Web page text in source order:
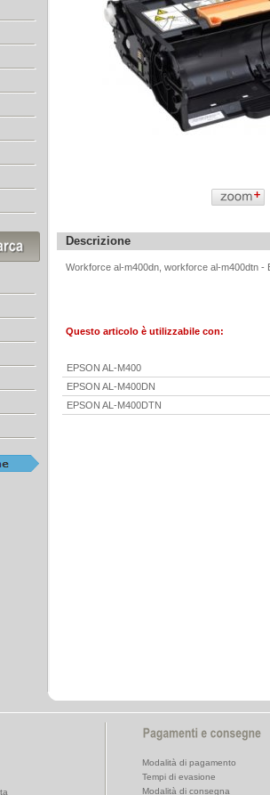
Descrizione
Workforce al-m400dn, workforce al-m400dtn -
Questo articolo è utilizzabile con:
EPSON AL-M400
EPSON AL-M400DN
EPSON AL-M400DTN
Modalità di pagamento
Tempi di evasione
Modalità di consegna